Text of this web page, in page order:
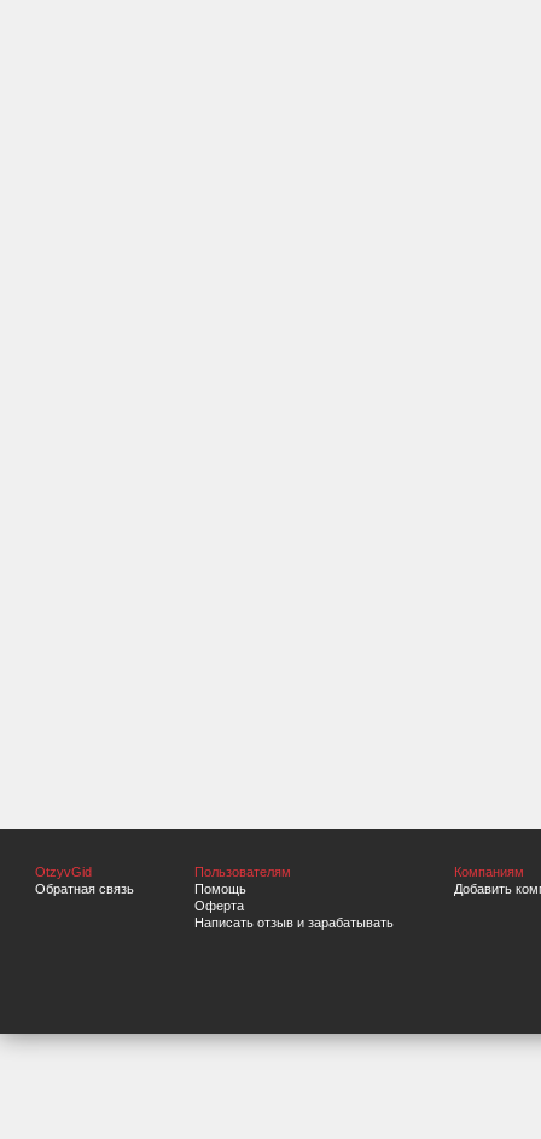
OtzyvGid
Обратная связь
Пользователям
Помощь
Оферта
Написать отзыв и зарабатывать
Компаниям
Добавить